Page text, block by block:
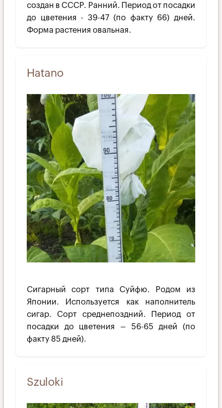
создан в СССР. Ранний. Период от посадки
до цветения - 39-47 (по факту 66) дней.
Форма растения овальная.
Hatano
Сигарный сорт типа Суйфю. Родом из
Японии. Используется как наполнитель
сигар. Сорт среднепоздний. Период от
посадки до цветения – 56-65 дней (по
факту 85 дней).
Szuloki